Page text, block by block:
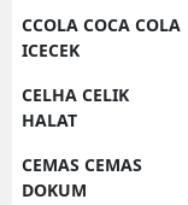
CCOLA COCA COLA
ICECEK
CELHA CELIK
HALAT
CEMAS CEMAS
DOKUM